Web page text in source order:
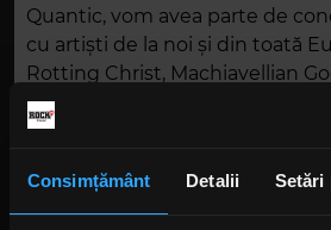
Consimțământ Detalii Setări
Quantic, vom avea parte de
cu artiști de la noi și din toată
Rotting Christ, Machiavellian
Oceans Of Grief și mulți alții.
discuții, merch și afterparties.